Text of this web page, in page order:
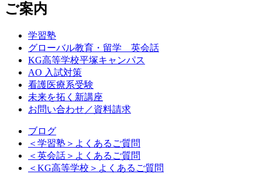
ご案内
学習塾
グローバル教育・留学 英会話
KG高等学校平塚キャンパス
AO 入試対策
看護医療系受験
未来を拓く新講座
お問い合わせ／資料請求
ブログ
＜学習塾＞よくあるご質問
＜英会話＞よくあるご質問
＜KG高等学校＞よくあるご質問